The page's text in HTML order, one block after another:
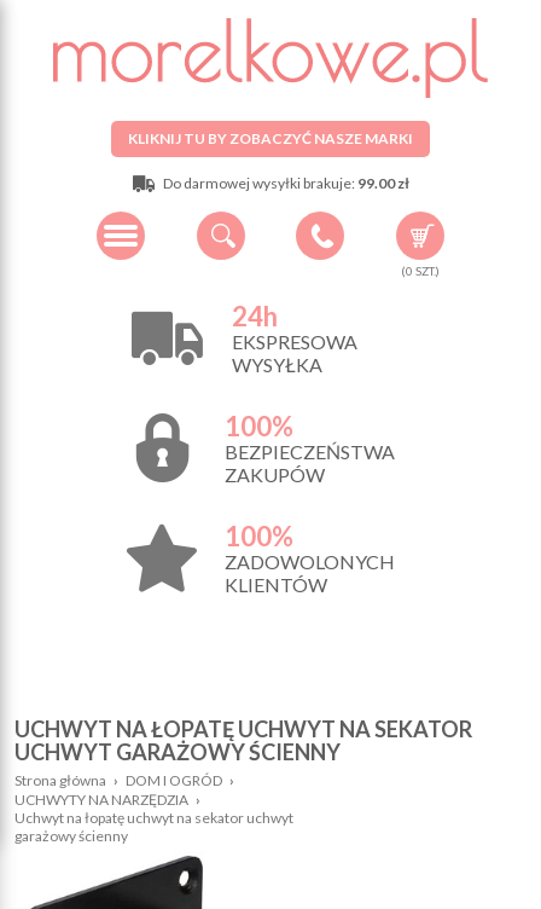
KLIKNIJ TU BY ZOBACZYĆ NASZE MARKI
Do darmowej wysyłki brakuje: 99.00 zł
(0 SZT.)
24h
EKSPRESOWA
WYSYŁKA
100%
BEZPIECZEŃSTWA
ZAKUPÓW
100%
ZADOWOLONYCH
KLIENTÓW
UCHWYT NA ŁOPATĘ UCHWYT NA SEKATOR
UCHWYT GARAŻOWY ŚCIENNY
Strona główna › DOM I OGRÓD ›
UCHWYTY NA NARZĘDZIA ›
Uchwyt na łopatę uchwyt na sekator uchwyt
garażowy ścienny